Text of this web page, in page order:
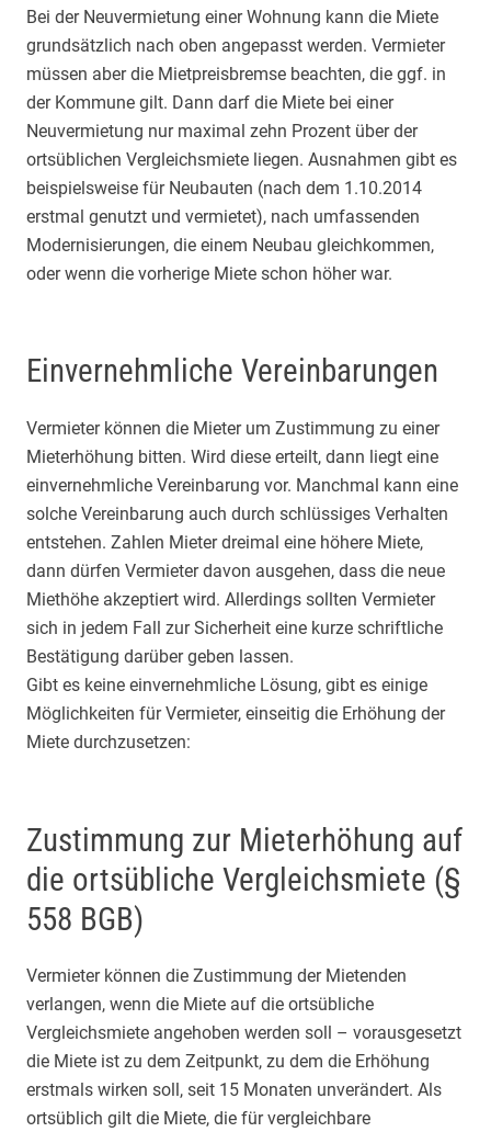
Bei der Neuvermietung einer Wohnung kann die Miete
grundsätzlich nach oben angepasst werden. Vermieter
müssen aber die Mietpreisbremse beachten, die ggf. in
der Kommune gilt. Dann darf die Miete bei einer
Neuvermietung nur maximal zehn Prozent über der
ortsüblichen Vergleichsmiete liegen. Ausnahmen gibt es
beispielsweise für Neubauten (nach dem 1.10.2014
erstmal genutzt und vermietet), nach umfassenden
Modernisierungen, die einem Neubau gleichkommen,
oder wenn die vorherige Miete schon höher war.
Einvernehmliche Vereinbarungen
Vermieter können die Mieter um Zustimmung zu einer
Mieterhöhung bitten. Wird diese erteilt, dann liegt eine
einvernehmliche Vereinbarung vor. Manchmal kann eine
solche Vereinbarung auch durch schlüssiges Verhalten
entstehen. Zahlen Mieter dreimal eine höhere Miete,
dann dürfen Vermieter davon ausgehen, dass die neue
Miethöhe akzeptiert wird. Allerdings sollten Vermieter
sich in jedem Fall zur Sicherheit eine kurze schriftliche
Bestätigung darüber geben lassen.
Gibt es keine einvernehmliche Lösung, gibt es einige
Möglichkeiten für Vermieter, einseitig die Erhöhung der
Miete durchzusetzen:
Zustimmung zur Mieterhöhung auf
die ortsübliche Vergleichsmiete (§
558 BGB)
Vermieter können die Zustimmung der Mietenden
verlangen, wenn die Miete auf die ortsübliche
Vergleichsmiete angehoben werden soll – vorausgesetzt
die Miete ist zu dem Zeitpunkt, zu dem die Erhöhung
erstmals wirken soll, seit 15 Monaten unverändert. Als
ortsüblich gilt die Miete, die für vergleichbare